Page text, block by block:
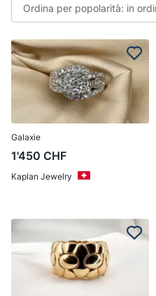
Ordina per popolarità: in
Galaxie
1'450 CHF
Kaplan Jewelry